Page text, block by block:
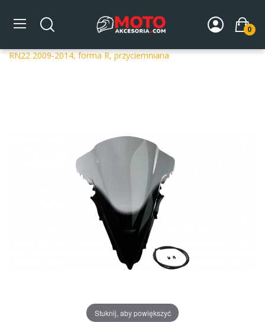
0
Strona główna DLA MOTOCYKLA Szyby
Szyby
RN22 2009-2014, forma R, przyciemniana
Stuknij, aby powiększyć